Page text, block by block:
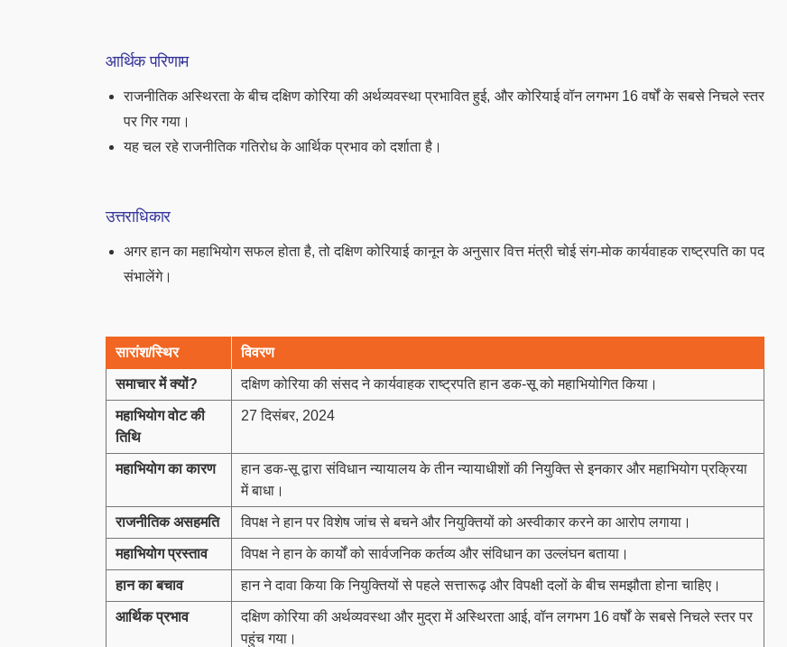
आर्थिक परिणाम
राजनीतिक अस्थिरता के बीच दक्षिण कोरिया की अर्थव्यवस्था प्रभावित हुई, और कोरियाई वॉन लगभग 16 वर्षों के सबसे निचले स्तर
पर गिर गया।
यह चल रहे राजनीतिक गतिरोध के आर्थिक प्रभाव को दर्शाता है।
उत्तराधिकार
अगर हान का महाभियोग सफल होता है, तो दक्षिण कोरियाई कानून के अनुसार वित्त मंत्री चोई संग-मोक कार्यवाहक राष्ट्रपति का पद
संभालेंगे।
सारांश/स्थिर विवरण
समाचार में क्यों? दक्षिण कोरिया की संसद ने कार्यवाहक राष्ट्रपति हान डक-सू को महाभियोगित किया।
महाभियोग वोट की
तिथि
27 दिसंबर, 2024
महाभियोग का कारण
हान डक-सू द्वारा संविधान न्यायालय के तीन न्यायाधीशों की नियुक्ति से इनकार और महाभियोग प्रक्रिया
में बाधा।
राजनीतिक असहमति विपक्ष ने हान पर विशेष जांच से बचने और नियुक्तियों को अस्वीकार करने का आरोप लगाया।
महाभियोग प्रस्ताव विपक्ष ने हान के कार्यों को सार्वजनिक कर्तव्य और संविधान का उल्लंघन बताया।
हान का बचाव हान ने दावा किया कि नियुक्तियों से पहले सत्तारूढ़ और विपक्षी दलों के बीच समझौता होना चाहिए।
आर्थिक प्रभाव
दक्षिण कोरिया की अर्थव्यवस्था और मुद्रा में अस्थिरता आई, वॉन लगभग 16 वर्षों के सबसे निचले स्तर पर
पहुंच गया।